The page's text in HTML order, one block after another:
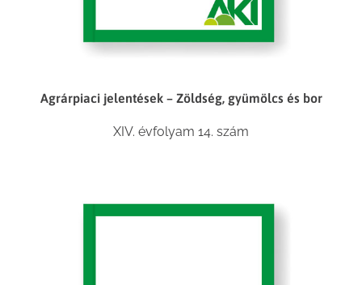
Agrárpiaci jelentések – Zöldség, gyümölcs és bor
XIV. évfolyam 14. szám